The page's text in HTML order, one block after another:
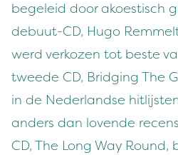
begeleid door akoestisch
debuut-CD, Hugo
werd verkozen tot beste
tweede CD, Bridging The
in de Nederlandse
anders dan lovende
CD, The Long Way